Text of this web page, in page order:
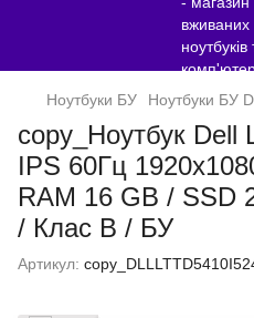
Ноутбуки БУ Ноутбуки БУ
copy_Ноутбук Dell
IPS 60Гц
RAM 16 GB / SSD
/ Клас B / БУ
Артикул: